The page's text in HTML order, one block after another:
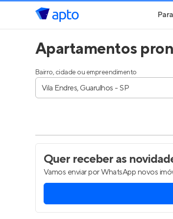
Apartamentos
Bairro, cidade ou empreendimento
Quer receber as
Vamos enviar por WhatsApp novos